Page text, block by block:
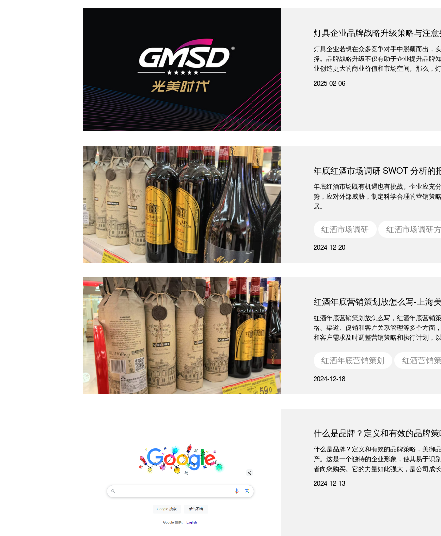
灯具企业品牌战略升级策略与注
灯具企业若想在众多竞争对手中脱颖而出，
择。品牌战略升级不仅有助于企业提升品牌
业创造更大的商业价值和市场空间。那么，
2025-02-06
年底红酒市场调研 SWOT 分析的
年底红酒市场既有机遇也有挑战。企业应充
势，应对外部威胁，制定科学合理的营销策
展。
红酒市场调研 红酒市场调研
2024-12-20
红酒年底营销策划放怎么写-上海
红酒年底营销策划放怎么写，红酒年底营销
格、渠道、促销和客户关系管理等多个方面
和客户需求及时调整营销策略和执行计划，
红酒年底营销策划 红酒营销
2024-12-18
什么是品牌？定义和有效的品牌
什么是品牌？定义和有效的品牌策略，美御
产。这是一个独特的企业形象，使其易于识
者向您购买。它的力量如此强大，是公司成
2024-12-13